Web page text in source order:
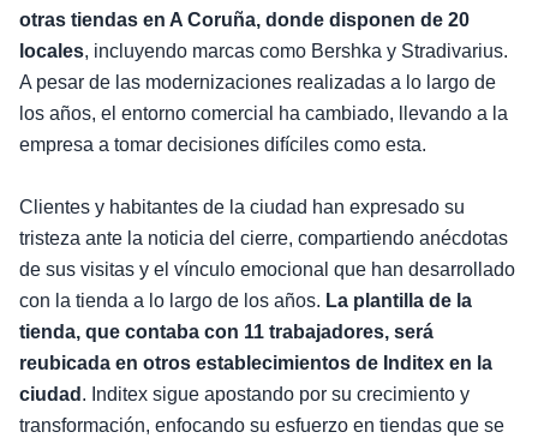
otras tiendas en A Coruña, donde disponen de 20
locales, incluyendo marcas como Bershka y Stradivarius.
A pesar de las modernizaciones realizadas a lo largo de
los años, el entorno comercial ha cambiado, llevando a la
empresa a tomar decisiones difíciles como esta.
Clientes y habitantes de la ciudad han expresado su
tristeza ante la noticia del cierre, compartiendo anécdotas
de sus visitas y el vínculo emocional que han desarrollado
con la tienda a lo largo de los años. La plantilla de la
tienda, que contaba con 11 trabajadores, será
reubicada en otros establecimientos de Inditex en la
ciudad . Inditex sigue apostando por su crecimiento y
transformación, enfocando su esfuerzo en tiendas que se